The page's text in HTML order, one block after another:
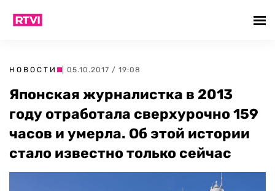
НОВОСТИ | 05.10.2017 / 19:08
Японская журналистка в 2013
году отработала сверхурочно 159
часов и умерла. Об этой истории
стало известно только сейчас